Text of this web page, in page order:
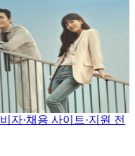
자·채용 사이트·지원 전